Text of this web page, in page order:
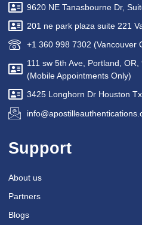
9620 NE Tanasbourne Dr,
201 ne park plaza suite 221
+1 360 998 7302 (Vancouver
111 sw 5th Ave, Portland, OR,
(Mobile Appointments Only)
3425 Longhorn Dr Houston
Support
About us
Partners
Blogs